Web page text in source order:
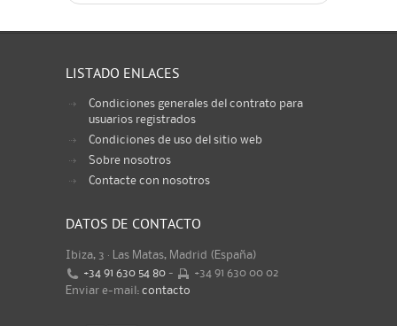
LISTADO ENLACES
Condiciones generales del contrato para
usuarios registrados
Condiciones de uso del sitio web
Sobre nosotros
Contacte con nosotros
DATOS DE CONTACTO
Ibiza, 3 · Las Matas, Madrid (España)
+34 91 630 54 80 -
+34 91 630 00 02
Enviar e-mail: contacto